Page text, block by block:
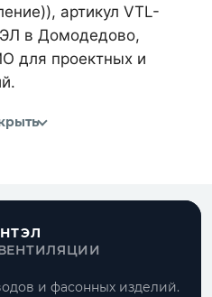
артикул VTL-
в Домодедово,
для проектных и
и фасонных изделий.